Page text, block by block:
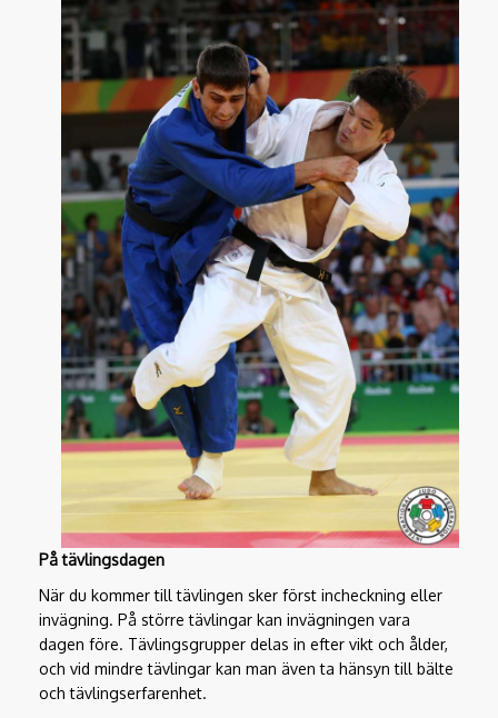
På tävlingsdagen
När du kommer till tävlingen sker först incheckning eller
invägning. På större tävlingar kan invägningen vara
dagen före. Tävlingsgrupper delas in efter vikt och ålder,
och vid mindre tävlingar kan man även ta hänsyn till bälte
och tävlingserfarenhet.